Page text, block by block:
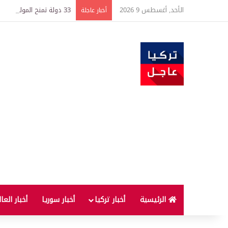
الأحد, أغسطس 9 2026 أخبار عاجلة 33 دولة تمنح المولود جنسيتها فورًا.. ما قصة «حق الأرض» وهل يستفيد الوالدان؟
الرئيسية أخبار تركيا أخبار سوريا أخبار